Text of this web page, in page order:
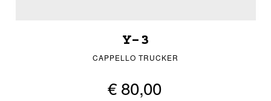
Y-3
CAPPELLO TRUCKER
€ 80,00